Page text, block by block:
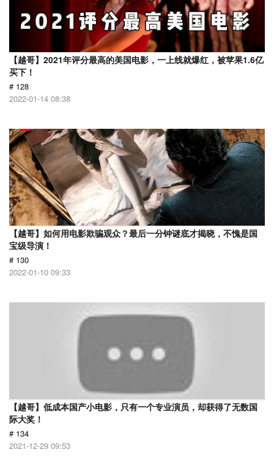
【越哥】2021年评分最高的美国电影，一上线就爆红，被苹果1.6亿
买下！
# 128
2022-01-14 08:38
【越哥】如何用电影欺骗观众？最后一分钟谜底才揭晓，不愧是国
宝级导演！
# 130
2022-01-10 09:33
【越哥】低成本国产小电影，只有一个专业演员，却获得了无数国
际大奖！
# 134
2021-12-29 09:53